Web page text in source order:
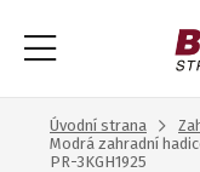
Úvodní strana
Modrá zahradní
PR-3KGH1925